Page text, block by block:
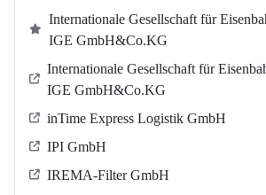
Internationale Gesellschaft für
IGE GmbH&Co.KG
Internationale Gesellschaft für
IGE GmbH&Co.KG
inTime Express Logistik GmbH
IPI GmbH
IREMA-Filter GmbH